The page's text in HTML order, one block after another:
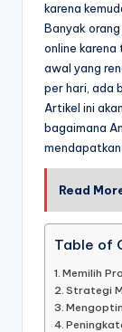
karena
Banyak
online
awal yang
per hari, ada
Artikel ini
bagaimana
mendapatkan
Read
Table of
Memilih
Strategi